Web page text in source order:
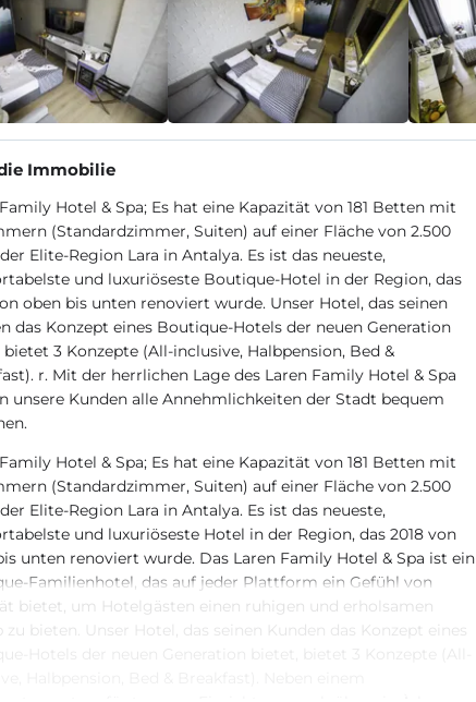
Immobilie
Hotel & Spa; Es hat eine Kapazität von 181 Betten mit
(Standardzimmer, Suiten) auf einer Fläche von 2.500
Elite-Region Lara in Antalya. Es ist das neueste,
und luxuriöseste Boutique-Hotel in der Region, das
oben bis unten renoviert wurde. Unser Hotel, das seinen
das Konzept eines Boutique-Hotels der neuen Generation
3 Konzepte (All-inclusive, Halbpension, Bed &
r. Mit der herrlichen Lage des Laren Family Hotel & Spa
unsere Kunden alle Annehmlichkeiten der Stadt bequem
Hotel & Spa; Es hat eine Kapazität von 181 Betten mit
(Standardzimmer, Suiten) auf einer Fläche von 2.500
Elite-Region Lara in Antalya. Es ist das neueste,
und luxuriöseste Hotel in der Region, das 2018 von
unten renoviert wurde. Das Laren Family Hotel & Spa ist ein
Familienhotel, das auf jeder Plattform ein Gefühl von
bietet, um Hotelgästen einen ruhigen und erholsamen
zu bieten. Unser Hotel, das seinen Kunden das Konzept eines